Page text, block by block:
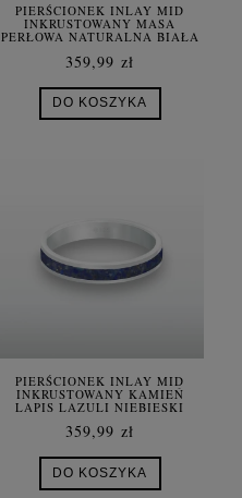
PIERŚCIONEK INLAY MID
INKRUSTOWANY MASA
PERŁOWA NATURALNA BIAŁA
359,99 zł
DO KOSZYKA
PIERŚCIONEK INLAY MID
INKRUSTOWANY KAMIEŃ
LAPIS LAZULI NIEBIESKI
359,99 zł
DO KOSZYKA